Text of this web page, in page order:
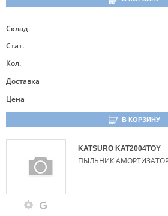
Склад
Стат.
Кол.
Доставка
Цена
В КОРЗИНУ
KATSURO KAT2004TOY
ПЫЛЬНИК